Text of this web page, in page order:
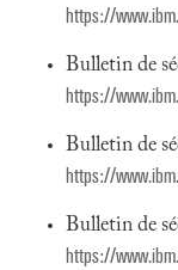
https://
Bulletin de
https://
Bulletin de
https://
Bulletin de
https://